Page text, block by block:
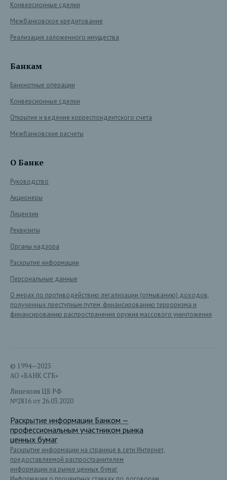
Конверсионные сделки
Межбанковское кредитование
Реализация заложенного имущества
Банкам
Банкнотные операции
Конверсионные сделки
Открытие и ведение корреспондентского счета
Межбанковские расчеты
О Банке
Руководство
Акционеры
Лицензии
Реквизиты
Органы надзора
Раскрытие информации
Персональные данные
О мерах по противодействию легализации (отмыванию) доходов,
полученных преступным путем, финансированию терроризма и
финансированию распространения оружия массового уничтожения
© 1994—2025
АО «БАНК СГБ»
Лицензия ЦБ РФ
№2816 от 26.03.2020
Раскрытие информации Банком —
профессиональным участником рынка
ценных бумаг
Раскрытие информации на странице в сети Интернет,
предоставляемой распространителем
информации на рынке ценных бумаг